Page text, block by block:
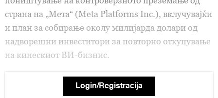
страна на „Мета“ (Meta Platforms Inc.), вклучувајќи
и план за собирање околу милијарда долари од
надворешни инвеститори за повторно откупување
на кинескиот ВИ-бизнис.
Login/Registracija